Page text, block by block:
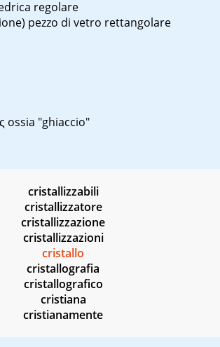
regolare
pezzo di vetro rettangolare
ossia "ghiaccio"
cristallizzabili
cristallizzatore
cristallizzazione
cristallizzazioni
cristallo
cristallografia
cristallografico
cristiana
cristianamente